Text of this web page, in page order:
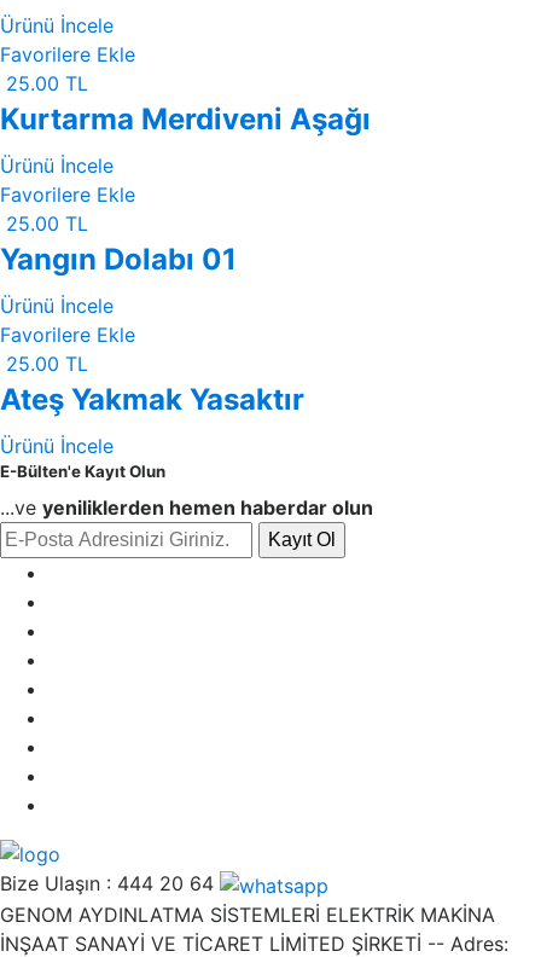
Ürünü İncele
Favorilere Ekle
25.00 TL
Kurtarma Merdiveni Aşağı
Ürünü İncele
Favorilere Ekle
25.00 TL
Yangın Dolabı 01
Ürünü İncele
Favorilere Ekle
25.00 TL
Ateş Yakmak Yasaktır
Ürünü İncele
E-Bülten'e Kayıt Olun
...ve yeniliklerden hemen haberdar olun
Kayıt Ol
Bize Ulaşın : 444 20 64
GENOM AYDINLATMA SİSTEMLERİ ELEKTRİK MAKİNA
İNŞAAT SANAYİ VE TİCARET LİMİTED ŞİRKETİ -- Adres: